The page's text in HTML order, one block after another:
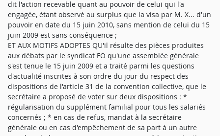
dit l'action recevable quant au pouvoir de celui qui l'a
engagée, étant observé au surplus que la visa par M. X... d'un
pouvoir en date du 15 juin 2010, sans mention de celui du 15
juin 2009 est sans conséquence ;
ET AUX MOTIFS ADOPTES QU'il résulte des pièces produites
aux débats par le syndicat FO qu'une assemblée générale
s'est tenue le 15 juin 2009 et a traité parmi les questions
d'actualité inscrites à son ordre du jour du respect des
dispositions de l'article 31 de la convention collective, que le
secrétaire a proposé de voter sur deux dispositions : *
régularisation du supplément familial pour tous les salariés
concernés ; * en cas de refus, mandat à la secrétaire
générale ou en cas d'empêchement de sa part à un autre